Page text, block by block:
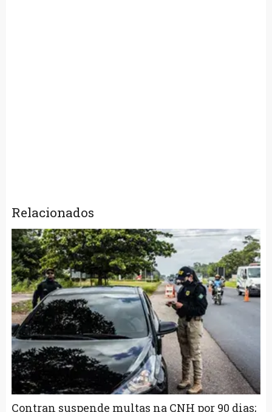
Relacionados
Contran suspende multas na CNH por 90 dias;